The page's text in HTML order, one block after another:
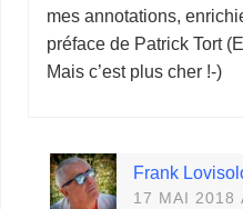
mes annotations,
préface de Patrick Tort
Mais c’est plus cher !-)
Frank
17 MAI 2018